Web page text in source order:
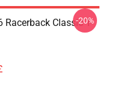
Racerback Classic T-
-20%